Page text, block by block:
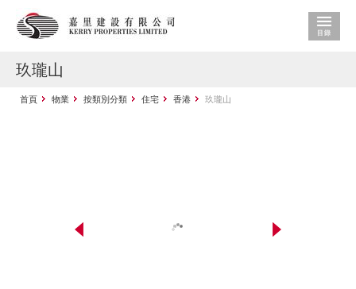
玖瓏山
首頁 物業 按類別分類 住宅 香港 玖瓏山